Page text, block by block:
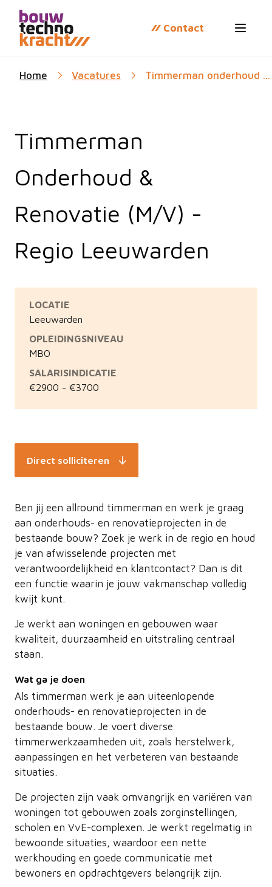
Contact
Open
Home Vacatures Timmerman onderhoud ...
Timmerman
Onderhoud &
Renovatie (M/V) -
Regio Leeuwarden
LOCATIE
Leeuwarden
OPLEIDINGSNIVEAU
MBO
SALARISINDICATIE
€2900 - €3700
Direct solliciteren
Ben jij een allround timmerman en werk je graag
aan onderhouds- en renovatieprojecten in de
bestaande bouw? Zoek je werk in de regio en houd
je van afwisselende projecten met
verantwoordelijkheid en klantcontact? Dan is dit
een functie waarin je jouw vakmanschap volledig
kwijt kunt.
Je werkt aan woningen en gebouwen waar
kwaliteit, duurzaamheid en uitstraling centraal
staan.
Wat ga je doen
Als timmerman werk je aan uiteenlopende
onderhouds- en renovatieprojecten in de
bestaande bouw. Je voert diverse
timmerwerkzaamheden uit, zoals herstelwerk,
aanpassingen en het verbeteren van bestaande
situaties.
De projecten zijn vaak omvangrijk en variëren van
woningen tot gebouwen zoals zorginstellingen,
scholen en VvE-complexen. Je werkt regelmatig in
bewoonde situaties, waardoor een nette
werkhouding en goede communicatie met
bewoners en opdrachtgevers belangrijk zijn.